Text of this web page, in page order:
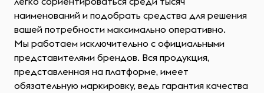
наименований и подобрать средства для решения
вашей потребности максимально оперативно.
Мы работаем исключительно с официальными
представителями брендов. Вся продукция,
представленная на платформе, имеет
обязательную маркировку, ведь гарантия качества